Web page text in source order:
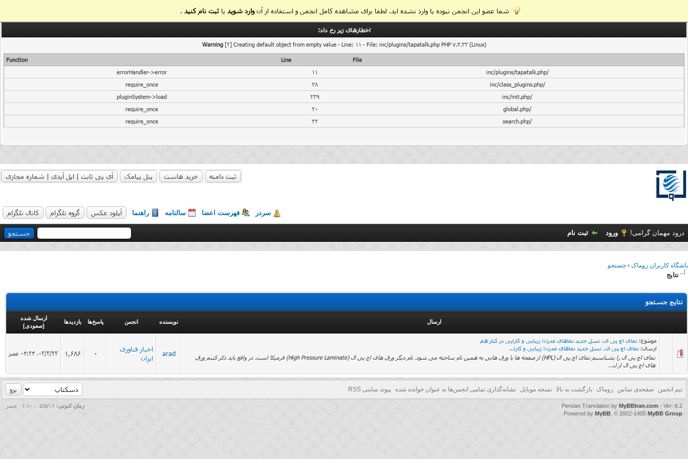
شما عضو این انجمن نبوده یا وارد نشده اید. لطفا برای مشاهده کامل انجمن و استفاده از آنوارد شوید یاثبت نام کنید .
اخطار‌های زیر رخ داد:
Warning[2] Creating default object from empty value - Line: 11 - File: inc/plugins/tapatalk.php PHP 7.4.33 (Linux)
File
Line
Function
/inc/plugins/tapatalk.php
11
errorHandler->error
/inc/class_plugins.php
38
require_once
/inc/init.php
239
pluginSystem->load
/global.php
20
require_once
/search.php
22
require_once
ثبت دامنه خرید هاست پنل پیامک آی پی ثابت | اپل آیدی | شماره مجازی
سردر فهرست اعضا سالنامه راهنما آپلود عکس گروه تلگرام کانال تلگرام
درود مهمان گرامی! ورود ثبت نام
باشگاه کاربران روماک › جستجو
نتایج
نتایج جستجو
ارسال نویسنده انجمن پاسخ‌ها بازدید‌ها
ارسال شده
[صعودی]
موضوع: نمای اچ پی ال، نسل جدید نماهای مدرن: زیبایی و کارایی در کنار هم
ارسال: نمای اچ پی ال، نسل جدید نماهای مدرن: زیبایی و کارا...
نمای اچ پی ال را بشناسیم نمای اچ پی ال (HPL) از صفحه ها یا ورق هایی به همین نام ساخته می شود. نام دیگر ورق های اچ پی ال (High Pressure Laminate) فرمیکا است. در واقع باید ذکر کنیم ورق
های اچ پی ال از ل...
arad
اخبار فناوری
ایران
0
1,686 ۰۳/۳/۲۳، ۰۴:۲۴ عصر
تیم انجمن صفحه‌ی تماس روماک بازگشت به بالا نسخه موبایل نشانه‌گذاری تمامی انجمن‌ها به عنوان خوانده شده پیوند سایتی RSS
زمان کنونی: ۰۵/۵/۱۶، ۰۶:۱۰ عصر Persian Translation by MyBBIran.com - Ver: 6.2
Powered by MyBB , © 2002-1405 MyBB Group